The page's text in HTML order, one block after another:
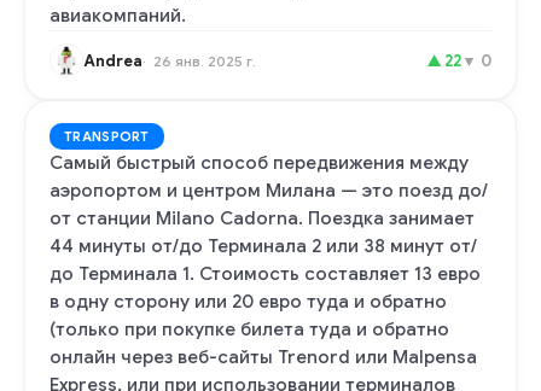
авиакомпаний.
Andrea 26 янв. 2025 г. ▲ 22▼ 0
TRANSPORT
Самый быстрый способ передвижения между
аэропортом и центром Милана — это поезд до/
от станции Milano Cadorna. Поездка занимает
44 минуты от/до Терминала 2 или 38 минут от/
до Терминала 1. Стоимость составляет 13 евро
в одну сторону или 20 евро туда и обратно
(только при покупке билета туда и обратно
онлайн через веб-сайты Trenord или Malpensa
Express, или при использовании терминалов